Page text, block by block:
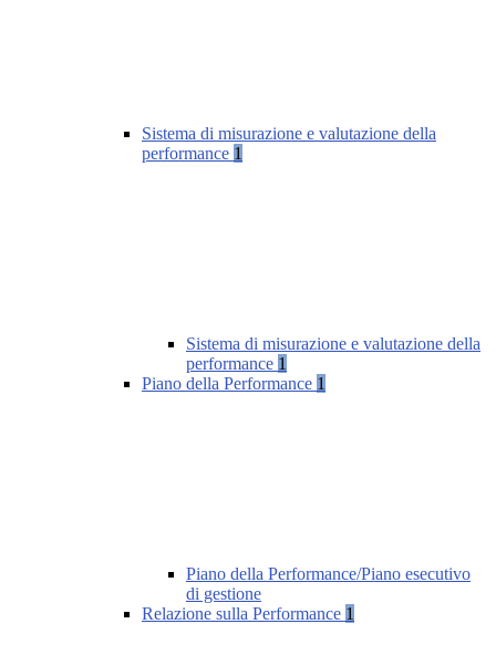
Sistema di misurazione e valutazione della
performance 1
Sistema di misurazione e valutazione della
performance 1
Piano della Performance 1
Piano della Performance/Piano esecutivo
di gestione
Relazione sulla Performance 1